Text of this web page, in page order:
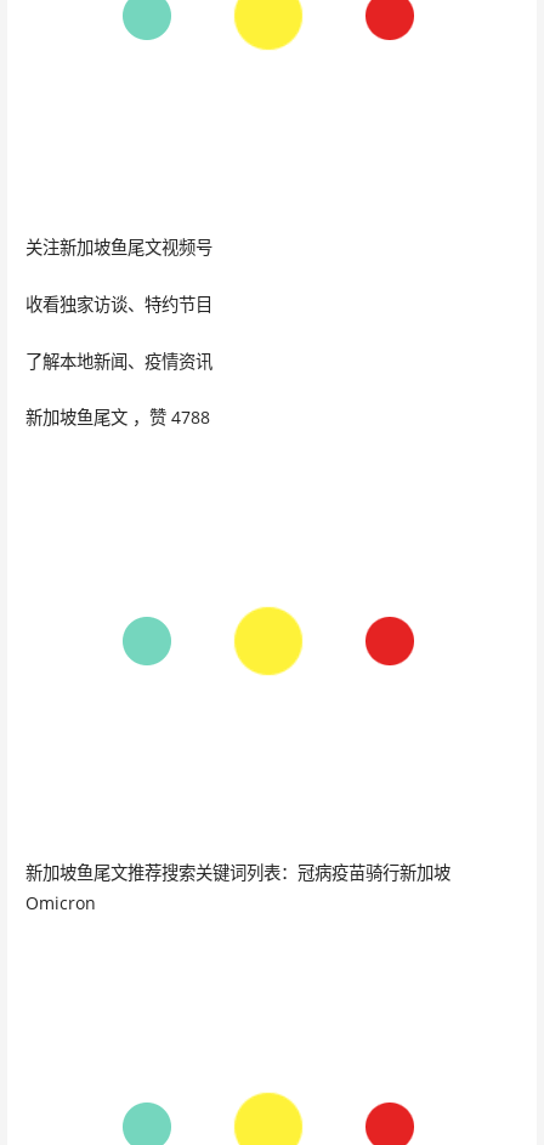
关注新加坡鱼尾文视频号
收看独家访谈、特约节目
了解本地新闻、疫情资讯
新加坡鱼尾文 ，赞 4788
新加坡鱼尾文推荐搜索关键词列表：冠病疫苗骑行新加坡
Omicron